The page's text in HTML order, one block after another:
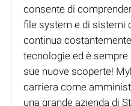
consente di
file system e di sistemi
continua
tecnologie ed è
sue nuove scoperte!
carriera come
una grande azienda di